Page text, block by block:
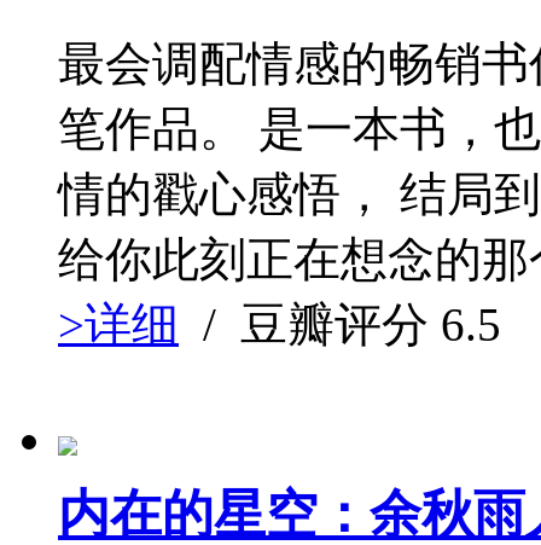
最会调配情感的畅销
笔作品。 是一本书，
情的戳心感悟， 结局
给你此刻正在想念的
>详细 / 豆瓣评分 6.5
内在的星空：余秋